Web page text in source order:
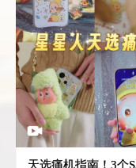
天选痛机指南！3个